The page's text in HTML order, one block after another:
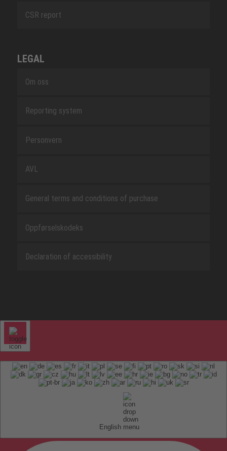
CSR report
LEGAL
Om oss
Reporting system
Personvern
AVL
General terms and conditions of purchase
Oppførselskodeks
Declaration of accessibility
English